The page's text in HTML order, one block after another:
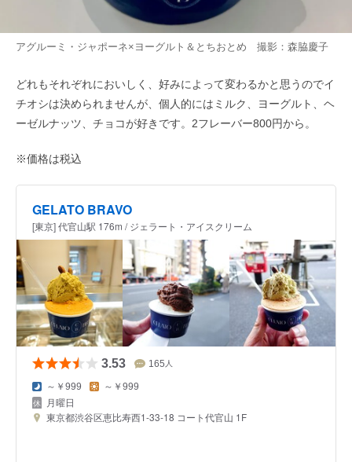
アグルーミ・ジャポーネ×ヨーグルト＆とちおとめ 撮影：森脇慶子
どれもそれぞれにおいしく、好みによって変わるかと思うのでイ
チオシは決められませんが、個人的にはミルク、ヨーグルト、ヘ
ーゼルナッツ、チョコが好きです。2フレーバー800円から。
※価格は税込
GELATO BRAVO
[東京] 代官山駅 176m / ジェラート・アイスクリーム
3.53 165 人
～￥999 ～￥999
月曜日
東京都渋谷区恵比寿西1-33-18 コート代官山 1F